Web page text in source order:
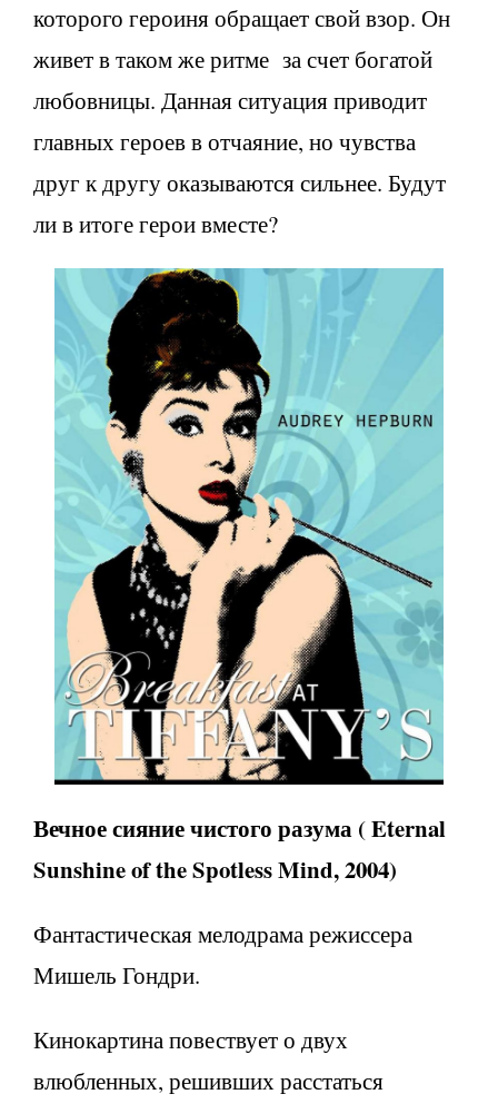
которого героиня обращает свой взор. Он
живет в таком же ритме за счет богатой
любовницы. Данная ситуация приводит
главных героев в отчаяние, но чувства
друг к другу оказываются сильнее. Будут
ли в итоге герои вместе?
Вечноесияниечистого разума ( Eternal
Sunshine of the Spotless Mind, 2004)
Фантастическая мелодрама режиссера
Мишель Гондри.
Кинокартина повествует о двух
влюбленных, решивших расстаться